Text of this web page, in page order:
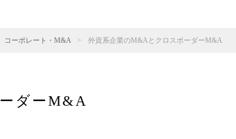
コーポレート・M&A > 外資系企業のM&AとクロスボーダーM&A
ダーM&A